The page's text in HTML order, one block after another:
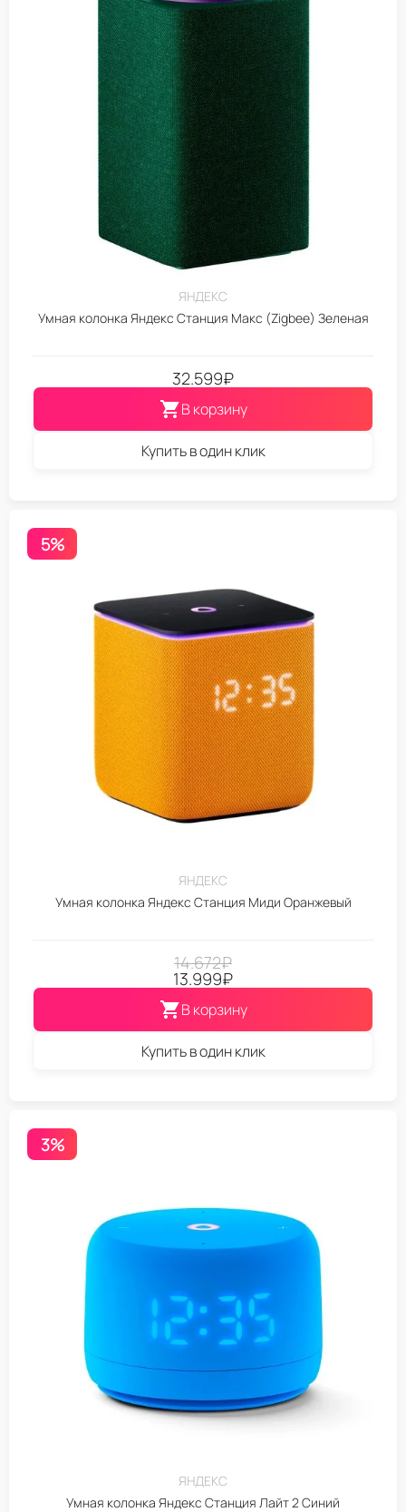
ЯНДЕКС
Умная колонка Яндекс Станция Макс (Zigbee) Зеленая
32.599₽
В корзину
Купить в один клик
5%
ЯНДЕКС
Умная колонка Яндекс Станция Миди Оранжевый
14.672₽
13.999₽
В корзину
Купить в один клик
3%
ЯНДЕКС
Умная колонка Яндекс Станция Лайт 2 Синий